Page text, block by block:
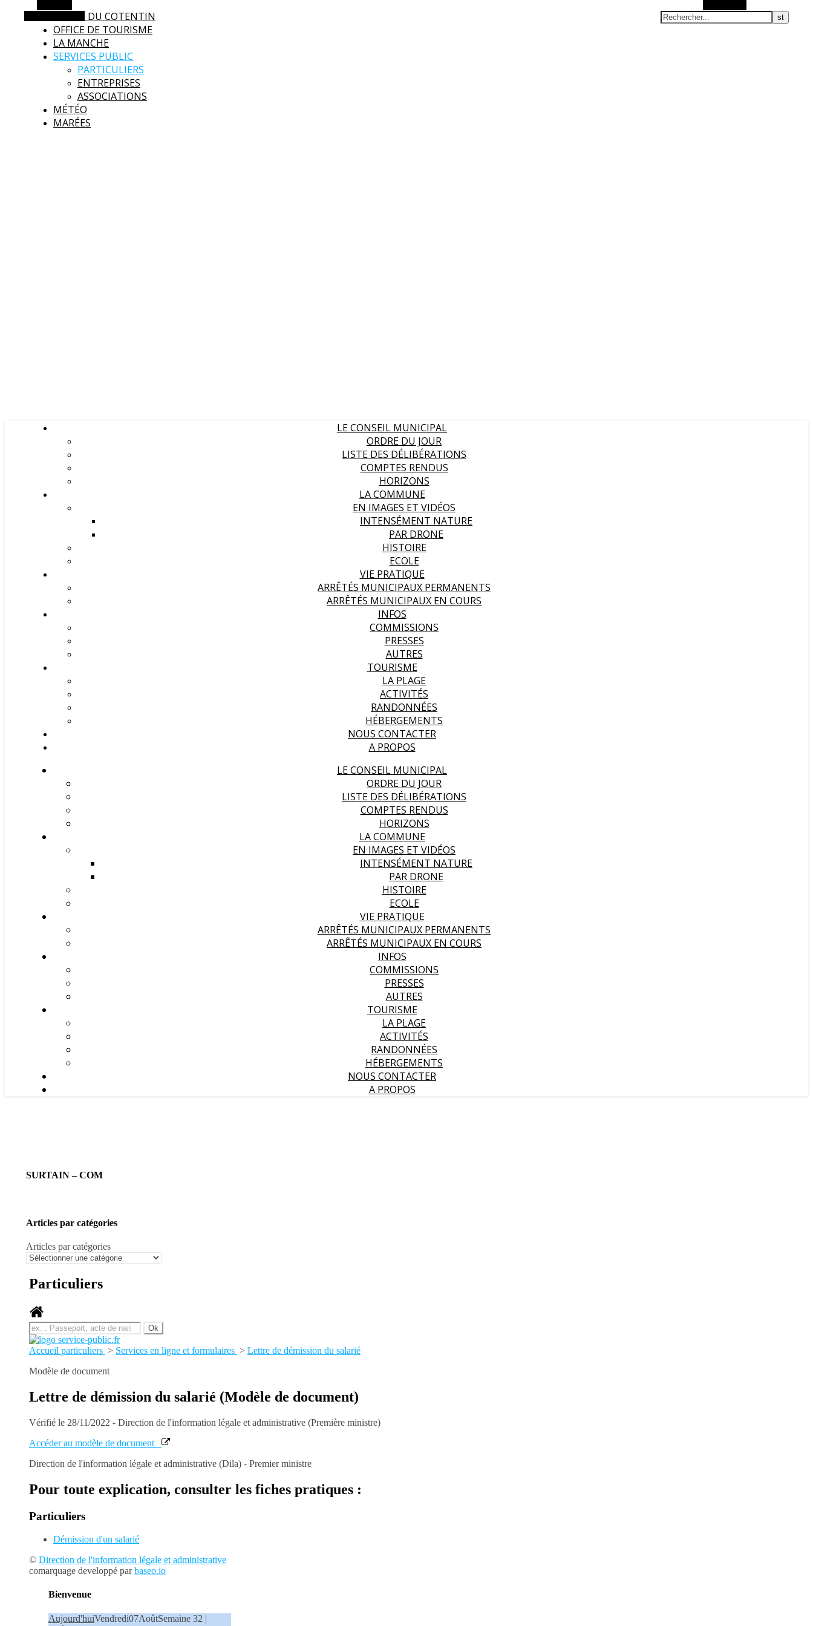
AGGLO DU COTENTIN
OFFICE DE TOURISME
LA MANCHE
SERVICES PUBLIC
PARTICULIERS
ENTREPRISES
ASSOCIATIONS
MÉTÉO
MARÉES
LE CONSEIL MUNICIPAL
ORDRE DU JOUR
LISTE DES DÉLIBÉRATIONS
COMPTES RENDUS
HORIZONS
LA COMMUNE
EN IMAGES ET VIDÉOS
INTENSÉMENT NATURE
PAR DRONE
HISTOIRE
ECOLE
VIE PRATIQUE
ARRÊTÉS MUNICIPAUX PERMANENTS
ARRÊTÉS MUNICIPAUX EN COURS
INFOS
COMMISSIONS
PRESSES
AUTRES
TOURISME
LA PLAGE
ACTIVITÉS
RANDONNÉES
HÉBERGEMENTS
NOUS CONTACTER
A PROPOS
LE CONSEIL MUNICIPAL
ORDRE DU JOUR
LISTE DES DÉLIBÉRATIONS
COMPTES RENDUS
HORIZONS
LA COMMUNE
EN IMAGES ET VIDÉOS
INTENSÉMENT NATURE
PAR DRONE
HISTOIRE
ECOLE
VIE PRATIQUE
ARRÊTÉS MUNICIPAUX PERMANENTS
ARRÊTÉS MUNICIPAUX EN COURS
INFOS
COMMISSIONS
PRESSES
AUTRES
TOURISME
LA PLAGE
ACTIVITÉS
RANDONNÉES
HÉBERGEMENTS
NOUS CONTACTER
A PROPOS
SURTAIN – COM
Articles par catégories
Articles par catégories
Particuliers
Accueil particuliers > Services en ligne et formulaires > Lettre de démission du salarié
Modèle de document
Lettre de démission du salarié (Modèle de document)
Vérifié le 28/11/2022 - Direction de l'information légale et administrative (Première ministre)
Accéder au modèle de document
Direction de l'information légale et administrative (Dila) - Premier ministre
Pour toute explication, consulter les fiches pratiques :
Particuliers
Démission d'un salarié
© Direction de l'information légale et administrative
comarquage developpé parbaseo.io
Bienvenue
Aujourd'huiVendredi07AoûtSemaine 32 |